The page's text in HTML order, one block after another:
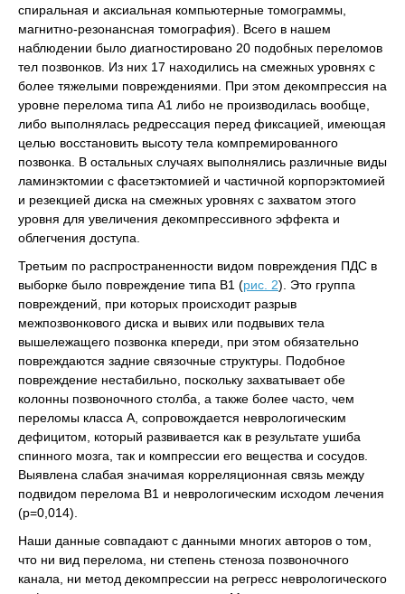
спиральная и аксиальная компьютерные томограммы,
магнитно-резонансная томография). Всего в нашем
наблюдении было диагностировано 20 подобных переломов
тел позвонков. Из них 17 находились на смежных уровнях с
более тяжелыми повреждениями. При этом декомпрессия на
уровне перелома типа А1 либо не производилась вообще,
либо выполнялась редрессация перед фиксацией, имеющая
целью восстановить высоту тела компремированного
позвонка. В остальных случаях выполнялись различные виды
ламинэктомии с фасетэктомией и частичной корпорэктомией
и резекцией диска на смежных уровнях с захватом этого
уровня для увеличения декомпрессивного эффекта и
облегчения доступа.
Третьим по распространенности видом повреждения ПДС в
выборке было повреждение типа В1 (рис. 2). Это группа
повреждений, при которых происходит разрыв
межпозвонкового диска и вывих или подвывих тела
вышележащего позвонка кпереди, при этом обязательно
повреждаются задние связочные структуры. Подобное
повреждение нестабильно, поскольку захватывает обе
колонны позвоночного столба, а также более часто, чем
переломы класса А, сопровождается неврологическим
дефицитом, который развивается как в результате ушиба
спинного мозга, так и компрессии его вещества и сосудов.
Выявлена слабая значимая корреляционная связь между
подвидом перелома В1 и неврологическим исходом лечения
(p=0,014).
Наши данные совпадают с данными многих авторов о том,
что ни вид перелома, ни степень стеноза позвоночного
канала, ни метод декомпрессии на регресс неврологического